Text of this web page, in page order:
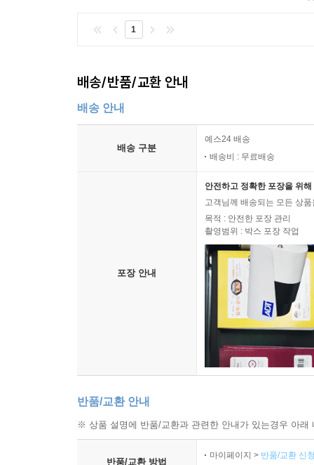
1
배송/반품/교환 안내
배송 안내
배송 구분
예스24 배송
배송비 : 무료배송
포장 안내
안전하고 정확한 포장을 위
고객님께 배송되는 모든 상
목적 : 안전한 포장 관리
촬영범위 : 박스 포장 작업
반품/교환 안내
※ 상품 설명에 반품/교환과 관련한 안내가 있는경우 아
반품/교환 방법
마이페이지 > 반품/교환 신